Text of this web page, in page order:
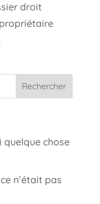
droit
quelque chose
n’était pas